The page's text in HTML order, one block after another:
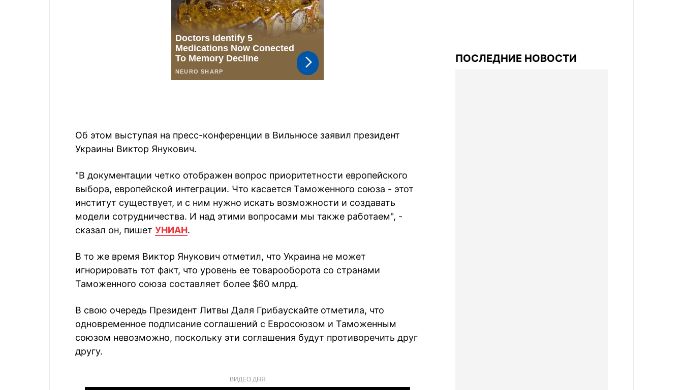
Об этом выступая на пресс-конференции в Вильнюсе заявил президент
Украины Виктор Янукович.
"В документации четко отображен вопрос приоритетности европейского
выбора, европейской интеграции. Что касается Таможенного союза - этот
институт существует, и с ним нужно искать возможности и создавать
модели сотрудничества. И над этими вопросами мы также работаем", -
сказал он, пишет УНИАН.
В то же время Виктор Янукович отметил, что Украина не может
игнорировать тот факт, что уровень ее товарооборота со странами
Таможенного союза составляет более $60 млрд.
В свою очередь Президент Литвы Даля Грибаускайте отметила, что
одновременное подписание соглашений с Евросоюзом и Таможенным
союзом невозможно, поскольку эти соглашения будут противоречить друг
другу.
ВИДЕО ДНЯ
ПОСЛЕДНИЕ НОВОСТИ